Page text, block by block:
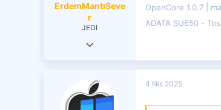
ErdemMantıSeve
r
JEDI
2 Eki 2023
OpenCore 1.0.7
ADATA SU650 -
4 Nis 2025